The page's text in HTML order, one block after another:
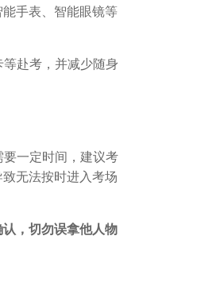
手表、智能眼镜等
赴考，并减少随身
一定时间，建议考
无法按时进入考场
，切勿误拿他人物